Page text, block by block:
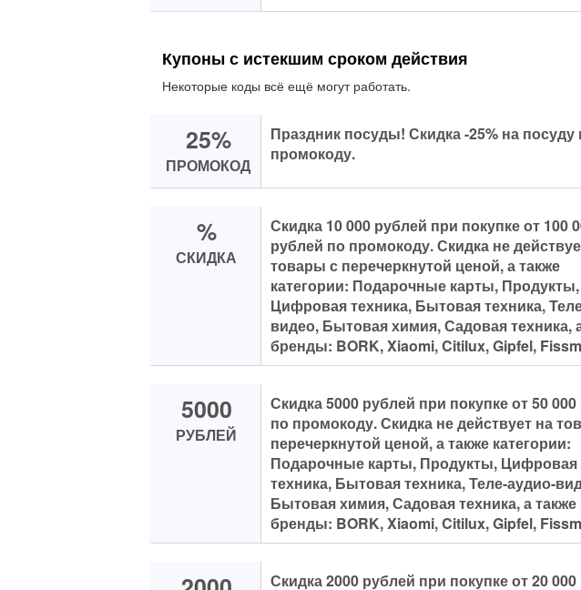
Купоны с истекшим сроком действия
Некоторые коды всё ещё могут работать.
25%
ПРОМОКОД
Праздник посуды! Скидка -25% на посуду
промокоду.
%
СКИДКА
Скидка 10 000 рублей при покупке от 100
рублей по промокоду. Скидка не
товары с перечеркнутой ценой, а также
категории: Подарочные карты, Продукты,
Цифровая техника, Бытовая техника,
видео, Бытовая химия, Садовая техника,
бренды: BORK, Xiaomi, Citilux, Gipfel,
5000
РУБЛЕЙ
Скидка 5000 рублей при покупке от 50
по промокоду. Скидка не действует на
перечеркнутой ценой, а также категории:
Подарочные карты, Продукты, Цифровая
техника, Бытовая техника, Теле-аудио-
Бытовая химия, Садовая техника, а также
бренды: BORK, Xiaomi, Citilux, Gipfel,
Скидка 2000 рублей при покупке от 20